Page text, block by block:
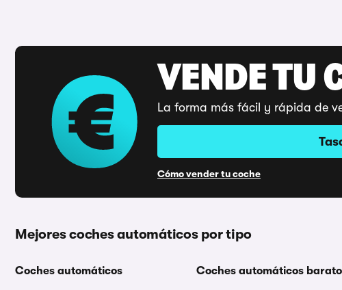
VENDE TU
La forma más fácil y rápida de
Cómo vender tu coche
Mejores coches automáticos por tipo
Coches automáticos Coches automáticos